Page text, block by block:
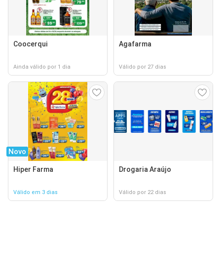
Coocerqui
Ainda válido por 1 dia
Agafarma
Válido por 27 dias
Novo
Hiper Farma
Válido em 3 dias
Drogaria Araújo
Válido por 22 dias